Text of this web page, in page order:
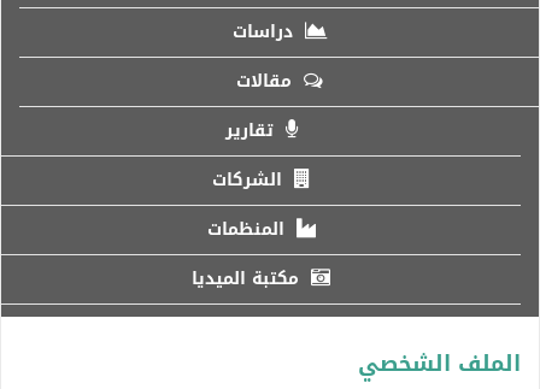
دراسات
مقالات
تقارير
الشركات
المنظمات
مكتبة الميديا
الملف الشخصي